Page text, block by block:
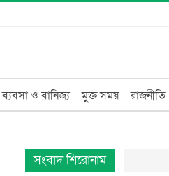
ব্যবসা ও বানিজ্য মুক্ত সময় রাজনীতি
সংবাদ শিরোনাম